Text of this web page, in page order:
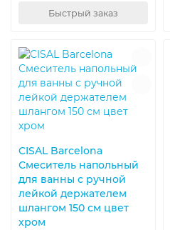
Быстрый заказ
CISAL Barcelona
Смеситель напольный
для ванны с ручной
лейкой держателем
шлангом 150 см цвет
хром